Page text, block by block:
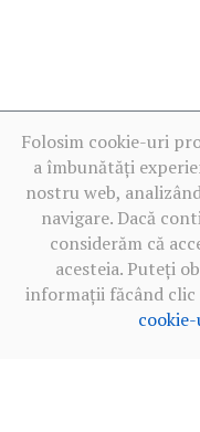
Folosim cookie-uri
a îmbunătăți
nostru web,
navigare. Dacă
considerăm că
acesteia. Puteți
informații făcând clic